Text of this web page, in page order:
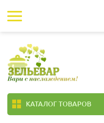
КАТАЛОГ ТОВАРОВ